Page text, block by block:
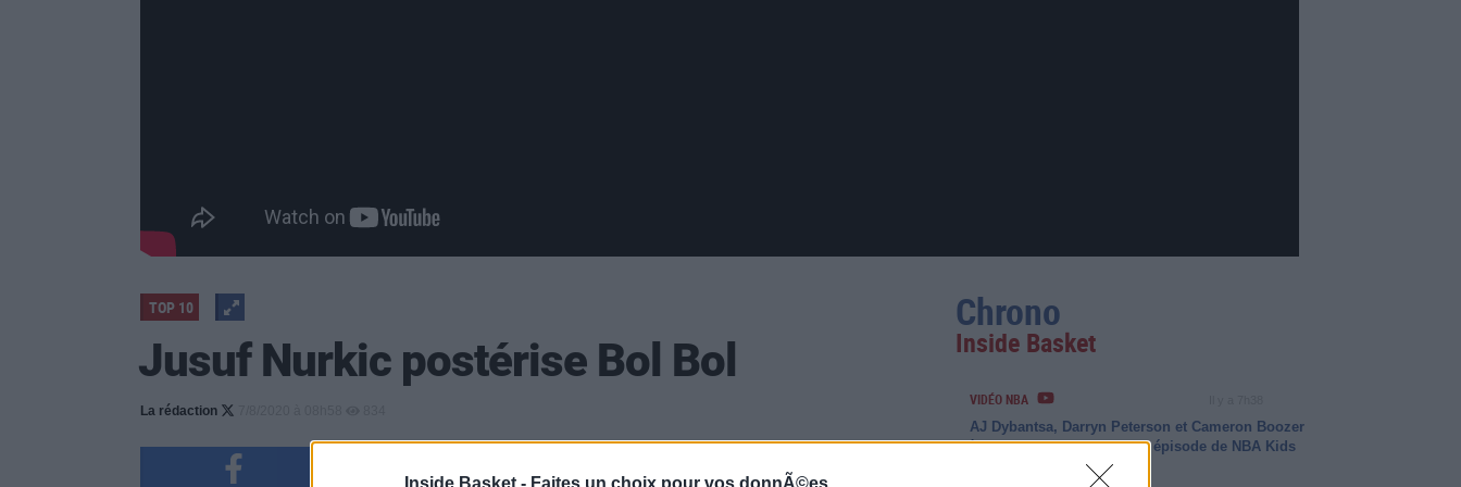
Inside Basket - Faites un choix pour vos donnÃ©es
TOP 10
Jusuf Nurkic postérise Bol Bol
La rédaction
Chrono
Inside Basket
VIDÉO NBA
AJ Dybantsa, Darryn Peterson et Cameron Boozer
à l'honneur dans le nouvel épisode de NBA Kids